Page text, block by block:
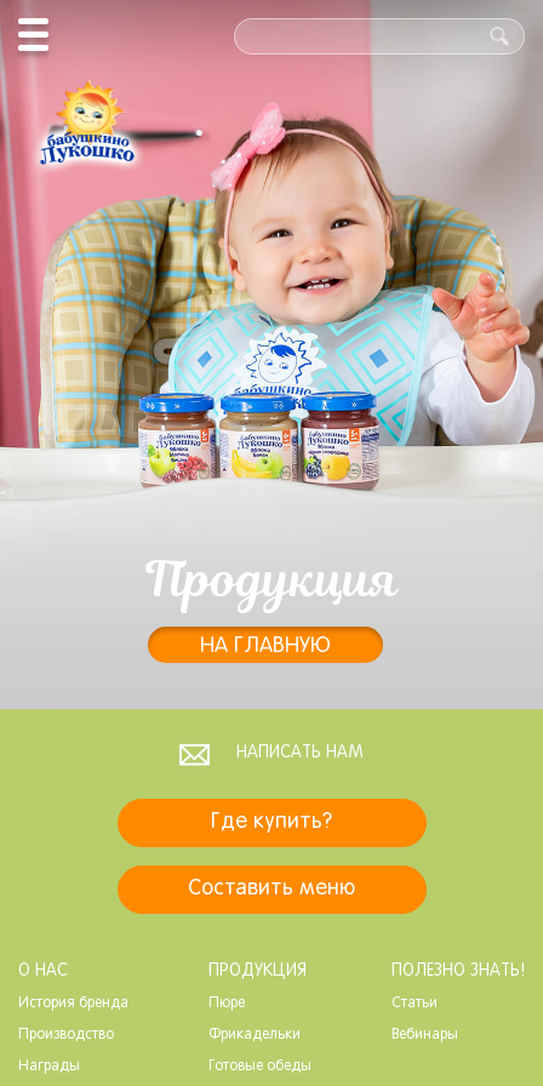
Польза
в каждой
ложке!
Продукция
НА ГЛАВНУЮ
Где купить?
Составить меню
НАПИСАТЬ НАМ
О НАС
История бренда
Производство
Награды
ПРОДУКЦИЯ
Пюре
Фрикадельки
Готовые обеды
ПОЛЕЗНО ЗНАТЬ!
Статьи
Вебинары